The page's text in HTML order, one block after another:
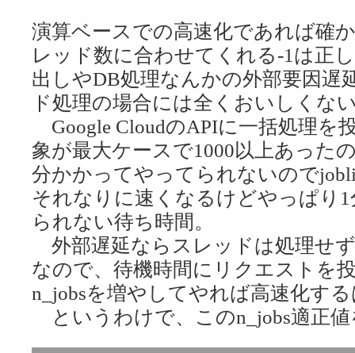
演算ベースでの高速化であれば確
レッド数に合わせてくれる-1は正
出しやDB処理なんかの外部要因遅
ド処理の場合には全くおいしくな
Google CloudのAPIに一括処理を
象が最大ケースで1000以上あった
分かかってやってられないので
それなりに速くなるけどやっぱり
られない待ち時間。
外部遅延ならスレッドは処理せ
なので、待機時間にリクエストを
n_jobsを増やしてやれば高速化す
というわけで、このn_jobs適正